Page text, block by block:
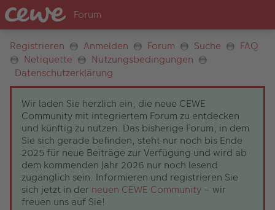
Registrieren Anmelden Forum Suche
FAQ
Netiquette
Nutzungsbedingungen
Datenschutzerklärung
Wir laden Sie herzlich ein, die neue CEWE
Community mit integriertem Forum zu entdecken
und künftig zu nutzen. Das bisherige Forum, in dem
Sie sich gerade befinden, steht nur noch bis Ende
2025 für neue Beiträge zur Verfügung und wird ab
dem kommenden Jahr 2026 nur noch lesend
zugänglich sein. Informieren und registrieren Sie
sich jetzt in der neuen CEWE Community – wir
freuen uns auf Sie!